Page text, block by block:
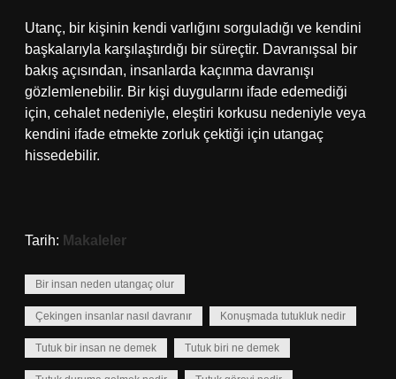
Utanç, bir kişinin kendi varlığını sorguladığı ve kendini
başkalarıyla karşılaştırdığı bir süreçtir. Davranışsal bir
bakış açısından, insanlarda kaçınma davranışı
gözlemlenebilir. Bir kişi duygularını ifade edemediği
için, cehalet nedeniyle, eleştiri korkusu nedeniyle veya
kendini ifade etmekte zorluk çektiği için utangaç
hissedebilir.
Tarih: Makaleler
Bir insan neden utangaç olur
Çekingen insanlar nasıl davranır Konuşmada tutukluk nedir
Tutuk bir insan ne demek Tutuk biri ne demek